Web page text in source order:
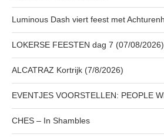
Luminous Dash viert feest met
LOKERSE FEESTEN dag 7 (07/08/2026)
ALCATRAZ Kortrijk (7/8/2026)
EVENTJES VOORSTELLEN: PEOPLE
CHES – In Shambles